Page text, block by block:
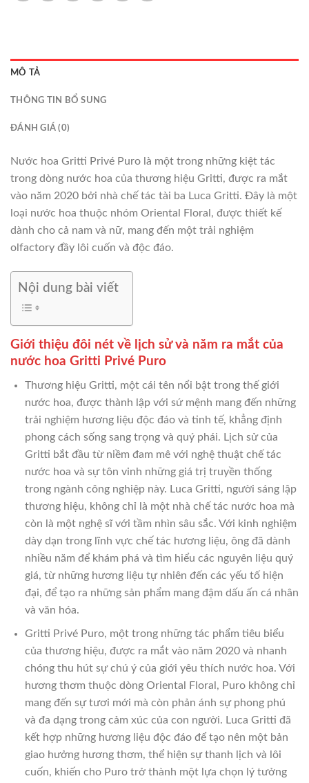
MÔ TẢ
THÔNG TIN BỔ SUNG
ĐÁNH GIÁ (0)
Nước hoa Gritti Privé Puro là một trong những kiệt tác
trong dòng nước hoa của thương hiệu Gritti, được ra mắt
vào năm 2020 bởi nhà chế tác tài ba Luca Gritti. Đây là một
loại nước hoa thuộc nhóm Oriental Floral, được thiết kế
dành cho cả nam và nữ, mang đến một trải nghiệm
olfactory đầy lôi cuốn và độc đáo.
Nội dung bài viết
Giới thiệu đôi nét về lịch sử và năm ra mắt của
nước hoa Gritti Privé Puro
Thương hiệu Gritti, một cái tên nổi bật trong thế giới
nước hoa, được thành lập với sứ mệnh mang đến những
trải nghiệm hương liệu độc đáo và tinh tế, khẳng định
phong cách sống sang trọng và quý phái. Lịch sử của
Gritti bắt đầu từ niềm đam mê với nghệ thuật chế tác
nước hoa và sự tôn vinh những giá trị truyền thống
trong ngành công nghiệp này. Luca Gritti, người sáng lập
thương hiệu, không chỉ là một nhà chế tác nước hoa mà
còn là một nghệ sĩ với tầm nhìn sâu sắc. Với kinh nghiệm
dày dạn trong lĩnh vực chế tác hương liệu, ông đã dành
nhiều năm để khám phá và tìm hiểu các nguyên liệu quý
giá, từ những hương liệu tự nhiên đến các yếu tố hiện
đại, để tạo ra những sản phẩm mang đậm dấu ấn cá nhân
và văn hóa.
Gritti Privé Puro, một trong những tác phẩm tiêu biểu
của thương hiệu, được ra mắt vào năm 2020 và nhanh
chóng thu hút sự chú ý của giới yêu thích nước hoa. Với
hương thơm thuộc dòng Oriental Floral, Puro không chỉ
mang đến sự tươi mới mà còn phản ánh sự phong phú
và đa dạng trong cảm xúc của con người. Luca Gritti đã
kết hợp những hương liệu độc đáo để tạo nên một bản
giao hưởng hương thơm, thể hiện sự thanh lịch và lôi
cuốn, khiến cho Puro trở thành một lựa chọn lý tưởng